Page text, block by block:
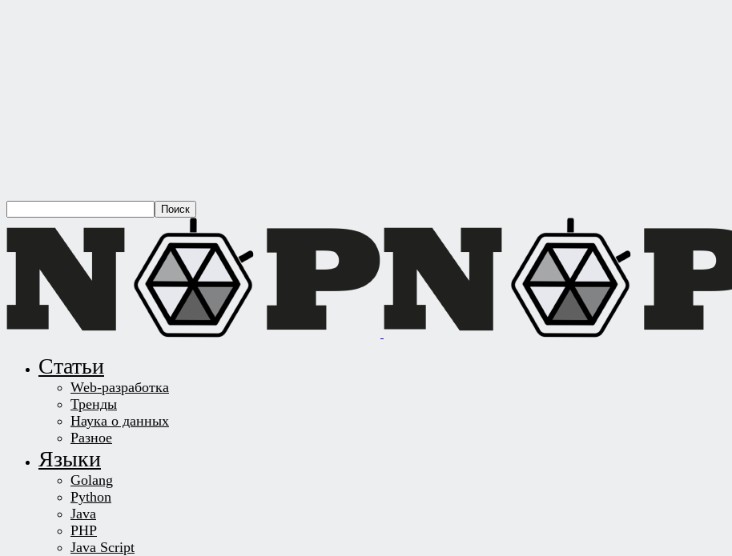
Статьи
Web-разработка
Тренды
Наука о данных
Разное
Языки
Golang
Python
Java
PHP
Java Script